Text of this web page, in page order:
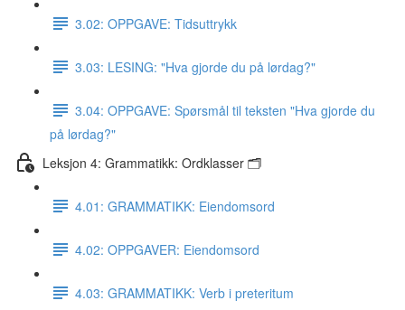
3.02: OPPGAVE: Tidsuttrykk
3.03: LESING: "Hva gjorde du på lørdag?"
3.04: OPPGAVE: Spørsmål til teksten "Hva gjorde du
på lørdag?"
Leksjon 4: Grammatikk: Ordklasser 🗂
4.01: GRAMMATIKK: Eiendomsord
4.02: OPPGAVER: Eiendomsord
4.03: GRAMMATIKK: Verb i preteritum